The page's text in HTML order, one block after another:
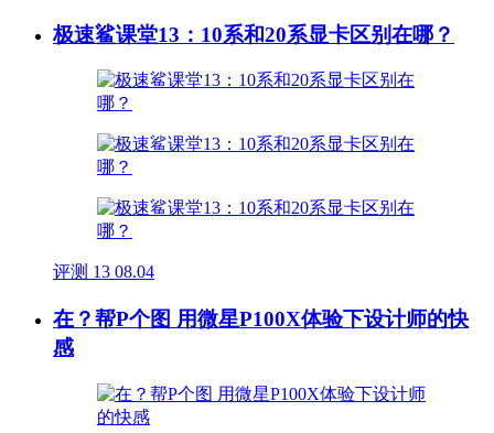
极速鲨课堂13：10系和20系显卡区别在哪？
评测 13 08.04
在？帮P个图 用微星P100X体验下设计师的快
感